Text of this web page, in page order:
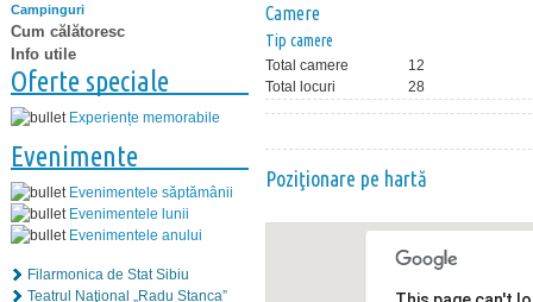
Campinguri
Cum călătoresc
Info utile
Oferte speciale
Experiențe memorabile
Evenimente
Evenimentele săptămânii
Evenimentele lunii
Evenimentele anului
Filarmonica de Stat Sibiu
Teatrul Naţional „Radu Stanca”
Camere
Tip camere
Total camere
12
Total locuri
28
Poziţionare pe hartă